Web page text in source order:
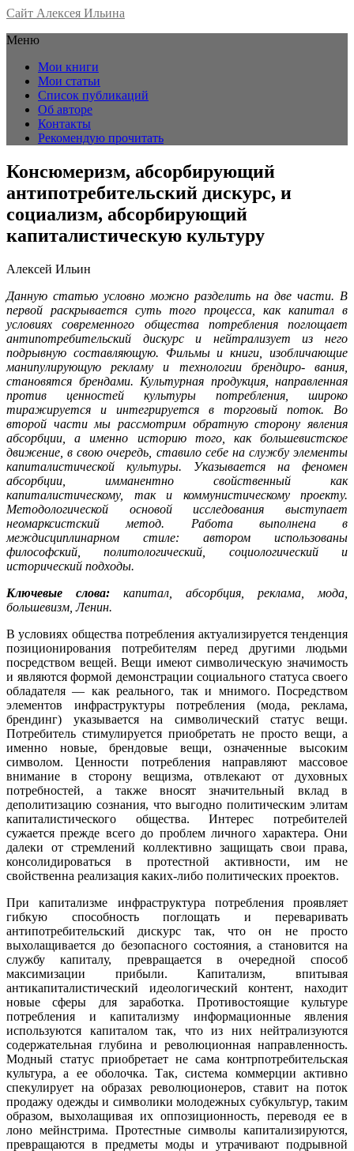
Сайт Алексея Ильина
Меню
Мои книги
Мои статьи
Список публикаций
Об авторе
Контакты
Рекомендую прочитать
Консюмеризм, абсорбирующий
антипотребительский дискурс, и
социализм, абсорбирующий
капиталистическую культуру
Алексей Ильин
Данную статью условно можно разделить на две части. В
первой раскрывается суть того процесса, как капитал в
условиях современного общества потребления поглоща­ет
антипотребительский дискурс и нейтрализует из него
подрывную составляющую. Фильмы и книги, изобличающие
манипулирующую рекламу и технологии брендиро- вания,
становятся брендами. Культурная продукция, направленная
против ценностей культуры потребления, широко
тиражируется и интегрируется в торговый поток. Во
второй части мы рассмотрим обратную сторону явления
абсорбции, а именно исто­рию того, как большевистское
движение, в свою очередь, ставило себе на службу эле­менты
капиталистической культуры. Указывается на феномен
абсорбции, имманентно свойственный как
капиталистическому, так и коммунистическому проекту.
Методоло­гической основой исследования выступает
неомарксистский метод. Работа выполне­на в
междисциплинарном стиле: автором использованы
философский, политологиче­ский, социологический и
исторический подходы.
Ключевые слова: капитал, абсорбция, реклама, мода,
большевизм, Ленин.
В условиях общества потребления актуализируется тенденция
позицио­нирования потребителям перед другими людьми
посредством вещей. Вещи имеют символическую значимость
и являются формой демонстрации социаль­ного статуса своего
обладателя — как реального, так и мнимого. Посредством
элементов инфраструктуры потребления (мода, реклама,
брендинг) указыва­ется на символический статус вещи.
Потребитель стимулируется приобретать не просто вещи, а
именно новые, брендовые вещи, означенные высоким
символом. Ценности потребления направляют массовое
внимание в сторону вещизма, отвлекают от духовных
потребностей, а также вносят значительный вклад в
деполитизацию сознания, что выгодно политическим элитам
капи­талистического общества. Интерес потребителей
сужается прежде всего до проблем личного характера. Они
далеки от стремлений коллективно защищать свои права,
консолидироваться в протестной активности, им не
свойственна реализация каких-либо политических проектов.
При капитализме инфраструктура потребления проявляет
гибкую спо­собность поглощать и переваривать
антипотребительский дискурс так, что он не просто
выхолащивается до безопасного состояния, а становится на
службу капиталу, превращается в очередной способ
максимизации прибы­ли. Капитализм, впитывая
антикапиталистический идеологический контент, находит
новые сферы для заработка. Противостоящие культуре
потребления и капитализму информационные явления
используются капиталом так, что из них нейтрализуются
содержательная глубина и революционная направ­ленность.
Модный статус приобретает не сама контрпотребительская
куль­тура, а ее оболочка. Так, система коммерции активно
спекулирует на образах революционеров, ставит на поток
продажу одежды и символики молодежных субкультур, таким
образом, выхолащивая их оппозиционность, переводя ее в
лоно мейнстрима. Протестные символы капитализируются,
превращаются в предметы моды и утрачивают подрывной